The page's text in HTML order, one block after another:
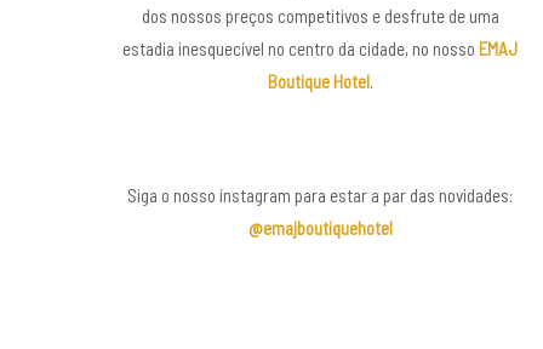
dos nossos preços competitivos e desfrute de uma
estadia inesquecível no centro da cidade, no nosso EMAJ
Boutique Hotel.
Siga o nosso instagram para estar a par das novidades:
@emajboutiquehotel